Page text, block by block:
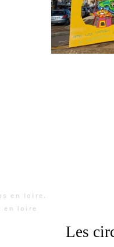
en loire.
en loire
Les